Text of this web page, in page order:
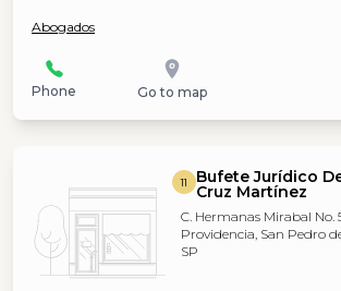
Abogados
Phone Go to map
11 Bufete Jurídico
Cruz Martínez
C. Hermanas Mirabal No.
Providencia, San Pedro
SP